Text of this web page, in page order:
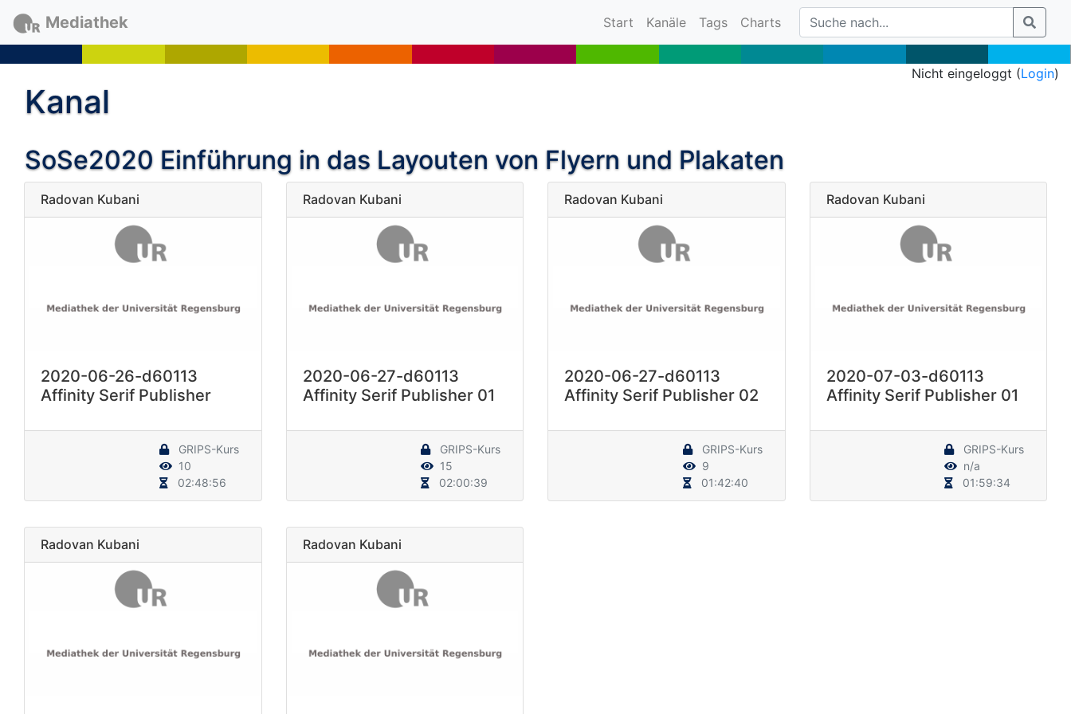
Mediathek Start (current)
Kanäle Tags Charts
Nicht eingeloggt (Login)
Kanal
SoSe2020 Einführung in das Layouten von Flyern und Plakaten
Radovan Kubani
2020-06-26-d60113
Affinity Serif Publisher
GRIPS-Kurs
10
02:48:56
Radovan Kubani
2020-06-27-d60113
Affinity Serif Publisher 01
GRIPS-Kurs
15
02:00:39
Radovan Kubani
2020-06-27-d60113
Affinity Serif Publisher 02
GRIPS-Kurs
9
01:42:40
Radovan Kubani
2020-07-03-d60113
Affinity Serif Publisher 01
GRIPS-Kurs
n/a
01:59:34
Radovan Kubani Radovan Kubani